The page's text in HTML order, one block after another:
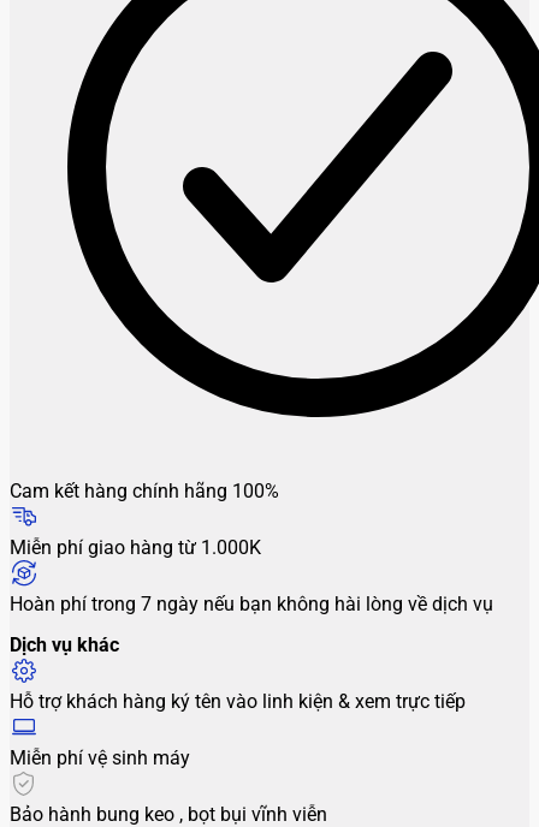
Cam kết hàng chính hãng 100%
Miễn phí giao hàng từ 1.000K
Hoàn phí trong 7 ngày nếu bạn không hài lòng về dịch vụ
Dịch vụ khác
Hỗ trợ khách hàng ký tên vào linh kiện & xem trực tiếp
Miễn phí vệ sinh máy
Bảo hành bung keo , bọt bụi vĩnh viễn